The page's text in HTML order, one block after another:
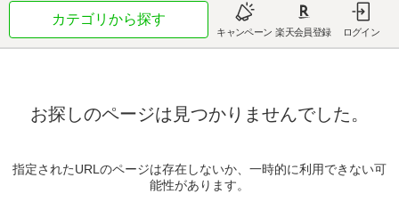
カテゴリから探す
キャンペーン 楽天会員登録 ログイン
お探しのページは見つかりませんでした。
指定されたURLのページは存在しないか、一時的に利用できない可
能性があります。